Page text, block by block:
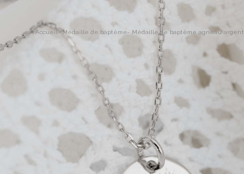
Accueil- Médaille de baptême- Médaille de baptême agneau argent